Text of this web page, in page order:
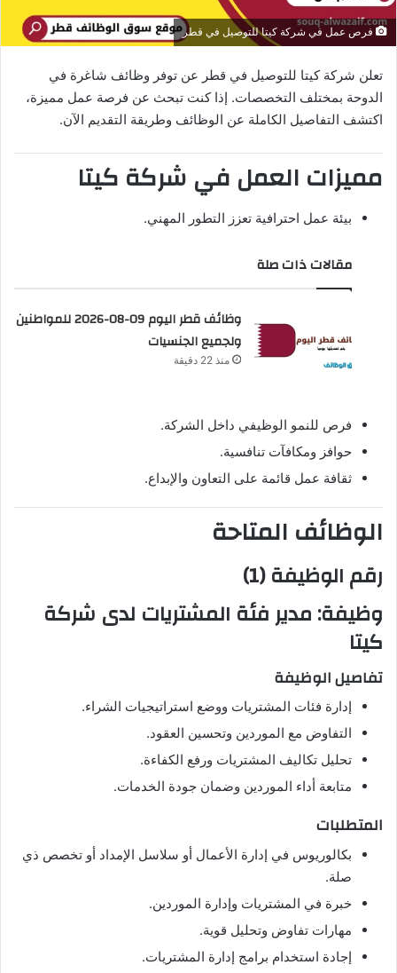
ت
و
ن
ي
فرص عمل في شركة كيتا للتوصيل في قطر
تعلن شركة كيتا للتوصيل في قطر عن توفر وظائف شاغرة في
الدوحة بمختلف التخصصات. إذا كنت تبحث عن فرصة عمل مميزة،
اكتشف التفاصيل الكاملة عن الوظائف وطريقة التقديم الآن.
مميزات العمل في شركة كيتا
بيئة عمل احترافية تعزز التطور المهني.
مقالات ذات صلة
وظائف قطر اليوم 09-08-2026 للمواطنين
ولجميع الجنسيات
منذ 22 دقيقة
فرص للنمو الوظيفي داخل الشركة.
حوافز ومكافآت تنافسية.
ثقافة عمل قائمة على التعاون والإبداع.
الوظائف المتاحة
رقم الوظيفة (1)
وظيفة:مدير فئة المشتريات لدى شركة
كيتا
تفاصيل الوظيفة
إدارة فئات المشتريات ووضع استراتيجيات الشراء.
التفاوض مع الموردين وتحسين العقود.
تحليل تكاليف المشتريات ورفع الكفاءة.
متابعة أداء الموردين وضمان جودة الخدمات.
المتطلبات
بكالوريوس في إدارة الأعمال أو سلاسل الإمداد أو تخصص ذي
صلة.
خبرة في المشتريات وإدارة الموردين.
مهارات تفاوض وتحليل قوية.
إجادة استخدام برامج إدارة المشتريات.